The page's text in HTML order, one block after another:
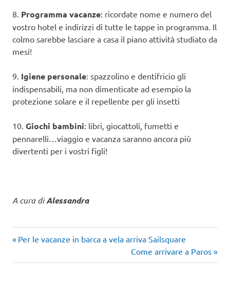
8. Programma vacanze: ricordate nome e numero del
vostro hotel e indirizzi di tutte le tappe in programma. Il
colmo sarebbe lasciare a casa il piano attività studiato da
mesi!
9. Igiene personale: spazzolino e dentifricio gli
indispensabili, ma non dimenticate ad esempio la
protezione solare e il repellente per gli insetti
10. Giochi bambini: libri, giocattoli, fumetti e
pennarelli…viaggio e vacanza saranno ancora più
divertenti per i vostri figli!
A cura diAlessandra
Navigazione
articoli
Articolo
Per le vacanze in barca a vela arriva Sailsquare
Articolo
successivo:
Come arrivare a Paros